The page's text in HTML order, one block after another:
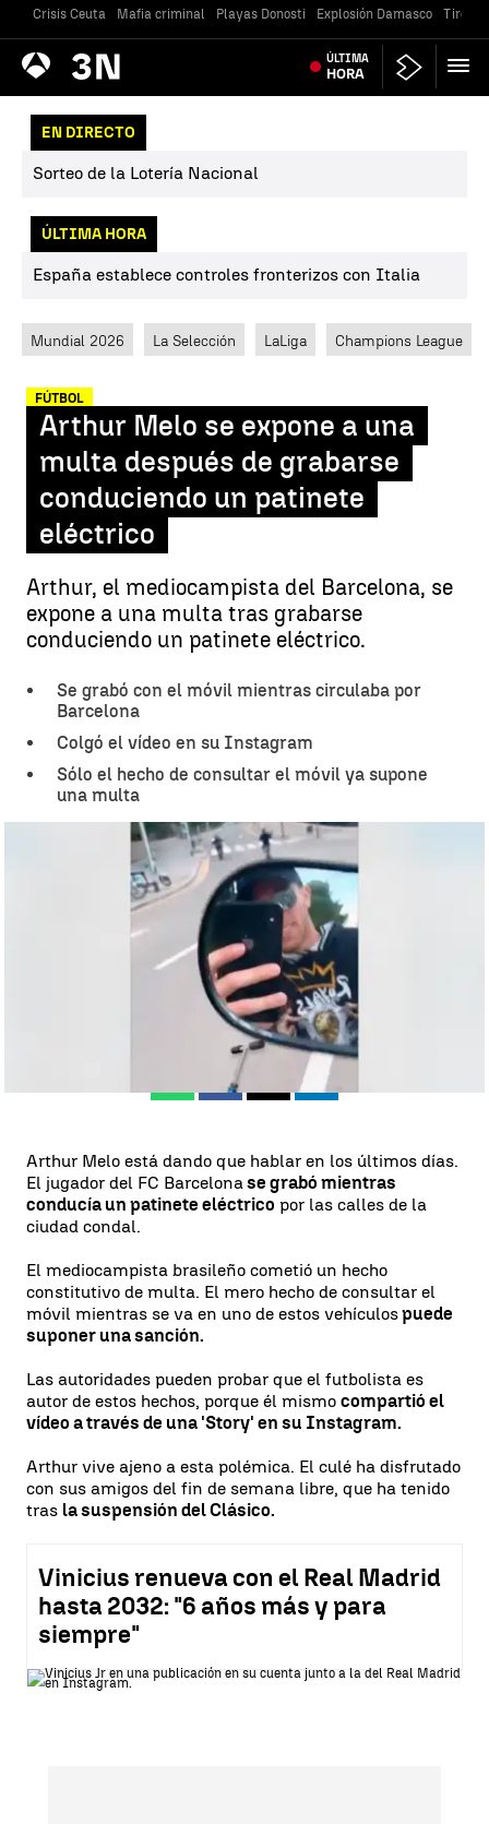
Crisis Ceuta Mafia criminal Playas Donosti Explosión Damasco Tiroteo
Antena
3 Noticias ÚLTIMA
HORA
EN DIRECTO
Sorteo de la Lotería Nacional
ÚLTIMA HORA
España establece controles fronterizos con Italia
Mundial 2026 La Selección LaLiga Champions League
FÚTBOL
Arthur Melo se expone a una
multa después de grabarse
conduciendo un patinete
eléctrico
Arthur, el mediocampista del Barcelona, se
expone a una multa tras grabarse
conduciendo un patinete eléctrico.
Se grabó con el móvil mientras circulaba por
Barcelona
Colgó el vídeo en su Instagram
Sólo el hecho de consultar el móvil ya supone
una multa
Arthur Melo se expone a una multa después de grabarse
conduciendo un patinete eléctrico |
Barcelona
28 de octubre de 2019, 11:21
WhatsappFacebook
X Linkedin
Arthur Melo está dando que hablar en los últimos días.
El jugador del FC Barcelonase grabó mientras
conducía un patinete eléctrico por las calles de la
ciudad condal.
El mediocampista brasileño cometió un hecho
constitutivo de multa. El mero hecho de consultar el
móvil mientras se va en uno de estos vehículospuede
suponer una sanción.
Las autoridades pueden probar que el futbolista es
autor de estos hechos, porque él mismo compartió el
vídeo a través de una 'Story' en su Instagram.
Arthur vive ajeno a esta polémica. El culé ha disfrutado
con sus amigos del fin de semana libre, que ha tenido
tras la suspensión del Clásico.
Vinicius renueva con el Real Madrid
hasta 2032: "6 años más y para
siempre"